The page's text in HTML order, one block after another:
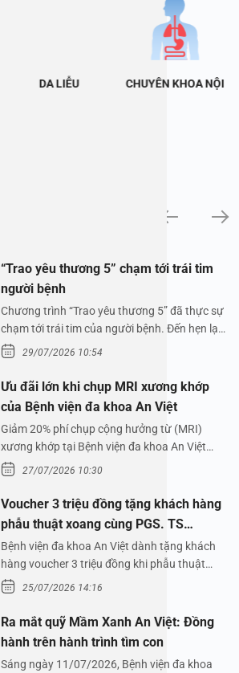
DA LIỄU CHUYÊN KHOA NỘI
“Trao yêu thương 5” chạm tới trái tim
người bệnh
Chương trình “Trao yêu thương 5” đã thực sự
chạm tới trái tim của người bệnh. Đến hẹn lại
lên,…29/07/2026 10:54
Ưu đãi lớn khi chụp MRI xương khớp
của Bệnh viện đa khoa An Việt
Giảm 20% phí chụp cộng hưởng từ (MRI)
xương khớp tại Bệnh viện đa khoa An Việt
Bệnh viện đa…
27/07/2026 10:30
Voucher 3 triệu đồng tặng khách hàng
phẫu thuật xoang cùng PGS. TS
Nguyễn Thị Hoài An
Bệnh viện đa khoa An Việt dành tặng khách
hàng voucher 3 triệu đồng khi phẫu thuật
xoang cùng PGS.…
25/07/2026 14:16
Ra mắt quỹ Mầm Xanh An Việt: Đồng
hành trên hành trình tìm con
Sáng ngày 11/07/2026, Bệnh viện đa khoa